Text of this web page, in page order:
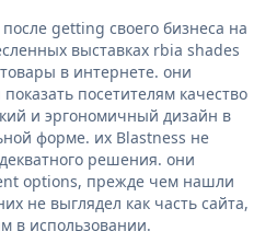
getting своего бизнеса на
выставках rbia shades
в интернете. они
посетителям качество
и эргономичный дизайн в
форме. их Blastness не
решения. они
options, прежде чем нашли
не выглядел как часть сайта,
в использовании.